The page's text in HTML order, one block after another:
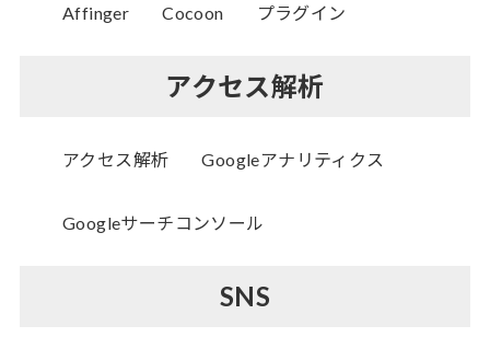
Affinger Cocoon プラグイン
アクセス解析
アクセス解析 Googleアナリティクス
Googleサーチコンソール
SNS